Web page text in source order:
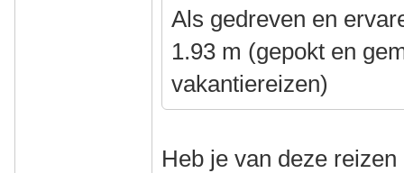
Als gedreven en
1.93 m (gepokt en
vakantiereizen)
Heb je van deze